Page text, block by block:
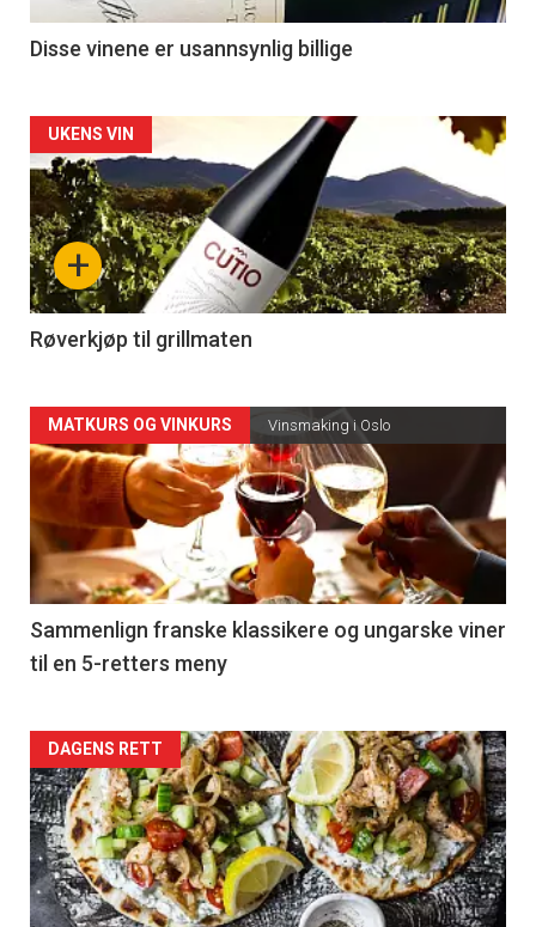
3
Disse vinene er usannsynlig billige
Forsiden
akkurat
nå
-
4
+
UKENS VIN
Røverkjøp til grillmaten
Forsiden
akkurat
nå
-
5
MATKURS OG VINKURS Vinsmaking i Oslo
Sammenlign franske klassikere og ungarske viner
til en 5-retters meny
Forsiden
akkurat
nå
-
DAGENS RETT